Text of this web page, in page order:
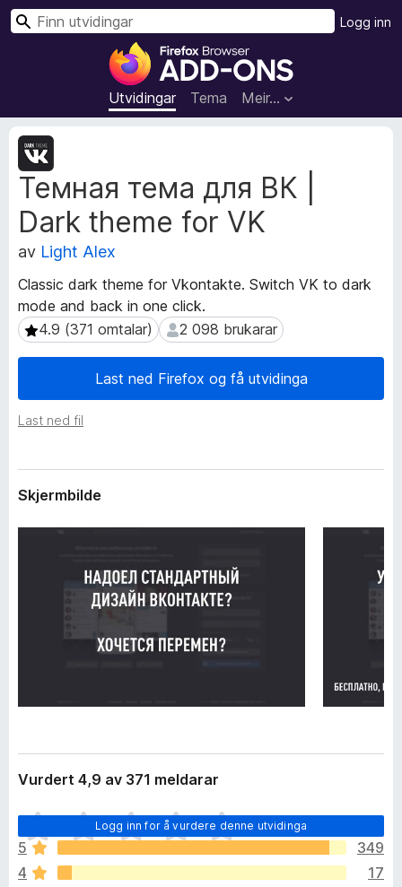
N
e
t
t
a
r
l
l
e
g
g
f
e
o
x
Utvidingar Tema Meir…
Logg inn
S
Темная тема для ВК |
Dark theme for VK
av Light Alex
Classic dark theme for Vkontakte. Switch VK to dark
mode and back in one click.
4.9 (371 omtalar)
4.9 (371 omtalar) 2 098 brukarar
2 098 brukarar
Last ned Firefox og få utvidinga
Last ned fil
M
e
t
d
a
t
a
f
o
r
d
a
Skjermbilde
Vurdert 4,9 av 371 meldarar
Logg inn for å vurdere denne utvidinga
I
n
g
e
5
349
4
17